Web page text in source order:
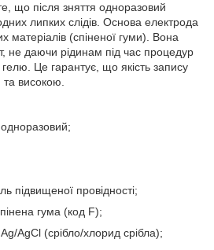
що після зняття одноразовий
липких слідів. Основа електрода
матеріалів (спіненої гуми). Вона
не даючи рідинам під час процедур
Це гарантує, що якість запису
та високою.
підвищеної провідності;
гума (код F);
AgCl (срібло/хлорид срібла);